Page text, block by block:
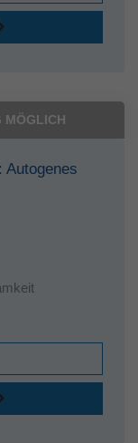
MÖGLICH
Autogenes